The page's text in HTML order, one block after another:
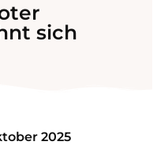
sich
2025